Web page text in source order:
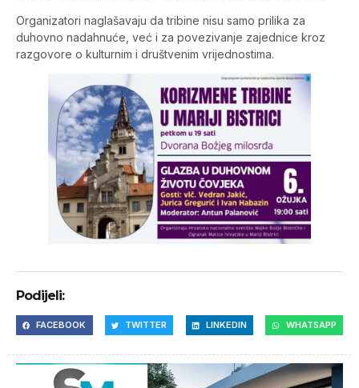
Organizatori naglašavaju da tribine nisu samo prilika za
duhovno nadahnuće, već i za povezivanje zajednice kroz
razgovore o kulturnim i društvenim vrijednostima.
Podijeli:
FACEBOOK TWITTER LINKEDIN WHATSAPP